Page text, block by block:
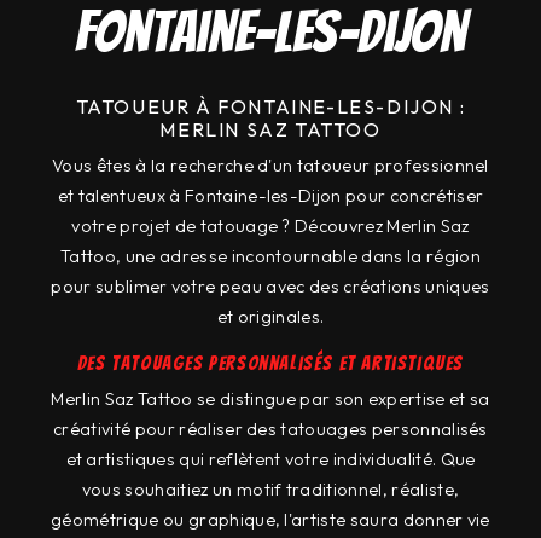
Fontaine-les-dijon
TATOUEUR À FONTAINE-LES-DIJON :
MERLIN SAZ TATTOO
Vous êtes à la recherche d'un tatoueur professionnel
et talentueux à Fontaine-les-Dijon pour concrétiser
votre projet de tatouage ? Découvrez Merlin Saz
Tattoo, une adresse incontournable dans la région
pour sublimer votre peau avec des créations uniques
et originales.
Des tatouages personnalisés et artistiques
Merlin Saz Tattoo se distingue par son expertise et sa
créativité pour réaliser des tatouages personnalisés
et artistiques qui reflètent votre individualité. Que
vous souhaitiez un motif traditionnel, réaliste,
géométrique ou graphique, l'artiste saura donner vie